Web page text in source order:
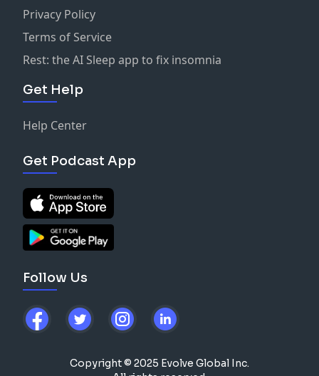
Privacy Policy
Terms of Service
Rest: the AI Sleep app to fix insomnia
Get Help
Help Center
Get Podcast App
Follow Us
Copyright © 2025 Evolve Global Inc.